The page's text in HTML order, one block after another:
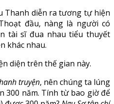
Thanh diễn ra tương tự hiện
đầu, nàng là người có
tài sĩ đua nhau tiểu thuyết
khác nhau.
diện trên thế gian này.
truyện, nên chúng ta lúng
300 năm. Tính từ bao giờ để